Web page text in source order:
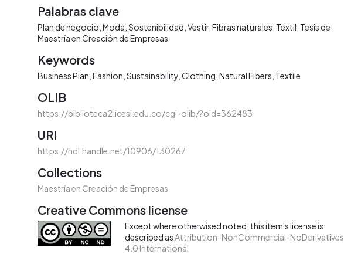
Palabras clave
Plan de negocio Moda Sostenibilidad Vestir Fibras naturales Textil Tesis de
Maestría en Creación de Empresas
Keywords
Business Plan Fashion Sustainability Clothing Natural Fibers Textile
OLIB
https://biblioteca2.icesi.edu.co/cgi-olib/?oid=362483
URI
https://hdl.handle.net/10906/130267
Collections
Maestría en Creación de Empresas
Creative Commons license
Except where otherwised noted, this item's license is
described as Attribution-NonCommercial-NoDerivatives
4.0 International